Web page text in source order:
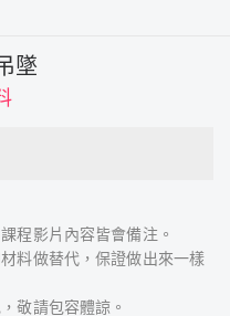
墜
程影片內容皆會備注。
料做替代，保證做出來一樣
敬請包容體諒。